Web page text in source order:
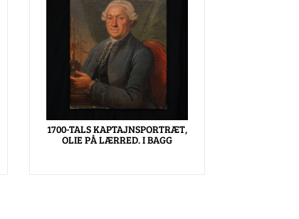
1700-TALS KAPTAJNSPORTRÆT,
OLIE PÅ LÆRRED. I BAGG